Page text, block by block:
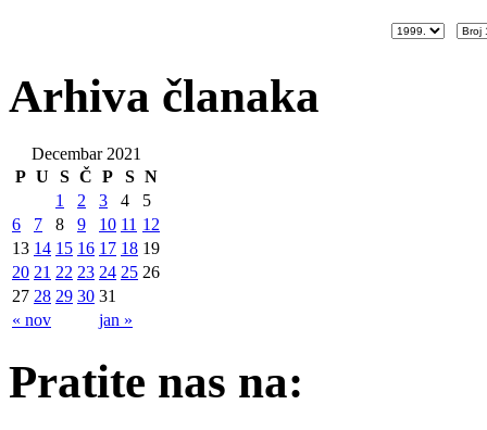
Arhiva članaka
Decembar 2021
P U S Č P S N
« nov jan »
1 2 3 4
5
6
7 8 9 10 11 12
13 14 15 16 17 18 19
20 21 22 23 24 25 26
27 28 29 30 31
Pratite nas na: